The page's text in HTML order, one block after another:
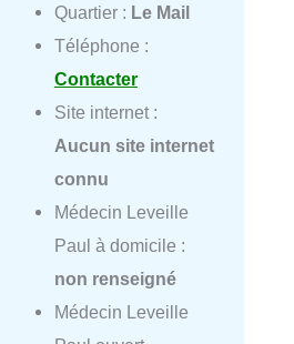
Quartier : Le Mail
Téléphone :
Contacter
Site internet :
Aucun site internet
connu
Médecin Leveille
Paul à domicile :
non renseigné
Médecin Leveille